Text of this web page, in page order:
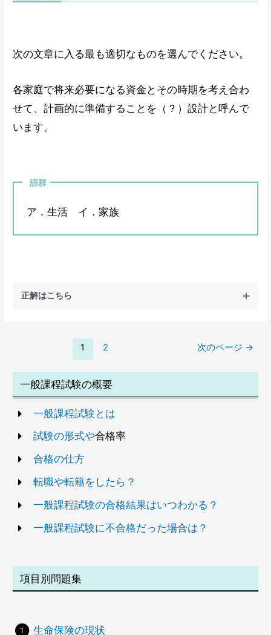
次の文章に入る最も適切なものを選んでください。
各家庭で将来必要になる資金とその時期を考え合わ
せて、計画的に準備することを（？）設計と呼んで
います。
語群
ア．生活 イ．家族
正解はこちら
1 2 次のページ →
一般課程試験の概要
一般課程試験とは
試験の形式や合格率
合格の仕方
転職や転籍をしたら？
一般課程試験の合格結果はいつわかる？
一般課程試験に不合格だった場合は？
項目別問題集
生命保険の現状